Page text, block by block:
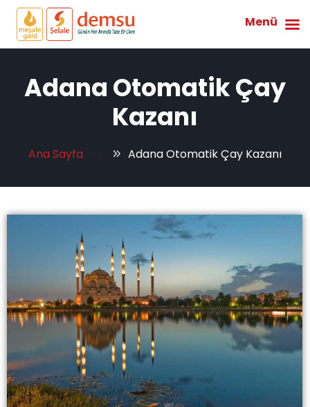
Adana Otomatik Çay
Kazanı
Ana Sayfa Adana Otomatik Çay Kazanı
Menü